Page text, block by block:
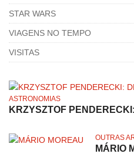
STAR WARS
VIAGENS NO TEMPO
VISITAS
ASTRONOMIAS
KRZYSZTOF
OUTRAS
MÁRIO